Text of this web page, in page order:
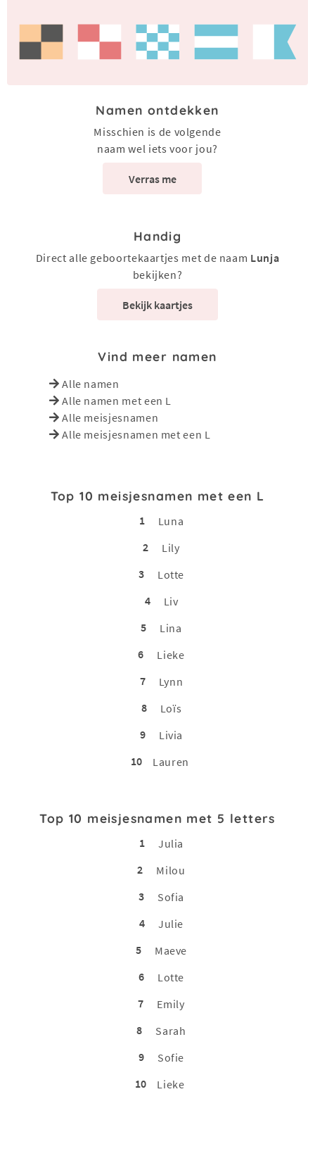
Namen ontdekken
Misschien is de volgende
naam wel iets voor jou?
Verras me
Handig
Direct alle geboortekaartjes met de naam Lunja
bekijken?
Bekijk kaartjes
Vind meer namen
Alle namen
Alle namen met een L
Alle meisjesnamen
Alle meisjesnamen met een L
Top 10 meisjesnamen met een L
1
Luna
2
Lily
3
Lotte
4
Liv
5
Lina
6
Lieke
7
Lynn
8
Loïs
9
Livia
10
Lauren
Top 10 meisjesnamen met 5 letters
1
Julia
2
Milou
3
Sofia
4
Julie
5
Maeve
6
Lotte
7
Emily
8
Sarah
9
Sofie
10
Lieke